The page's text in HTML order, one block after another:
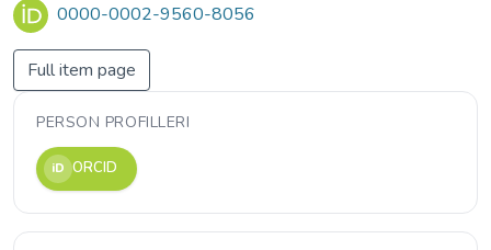
0000-0002-9560-8056
Full item page
PERSON PROFILLERI
iD ORCID